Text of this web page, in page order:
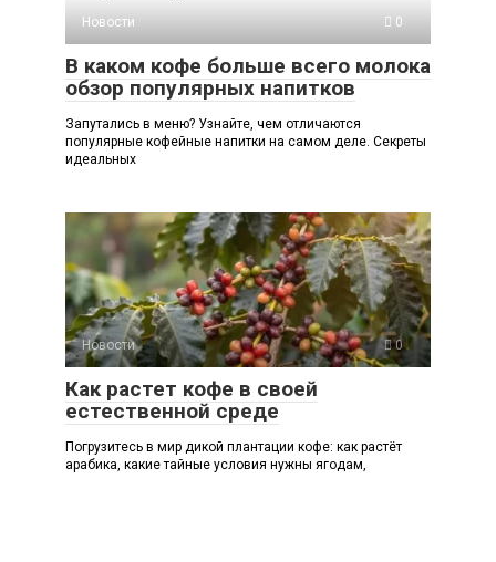
Новости
0
В каком кофе больше всего молока
обзор популярных напитков
Запутались в меню? Узнайте, чем отличаются
популярные кофейные напитки на самом деле. Секреты
идеальных
Новости 0
Как растет кофе в своей
естественной среде
Погрузитесь в мир дикой плантации кофе: как растёт
арабика, какие тайные условия нужны ягодам,